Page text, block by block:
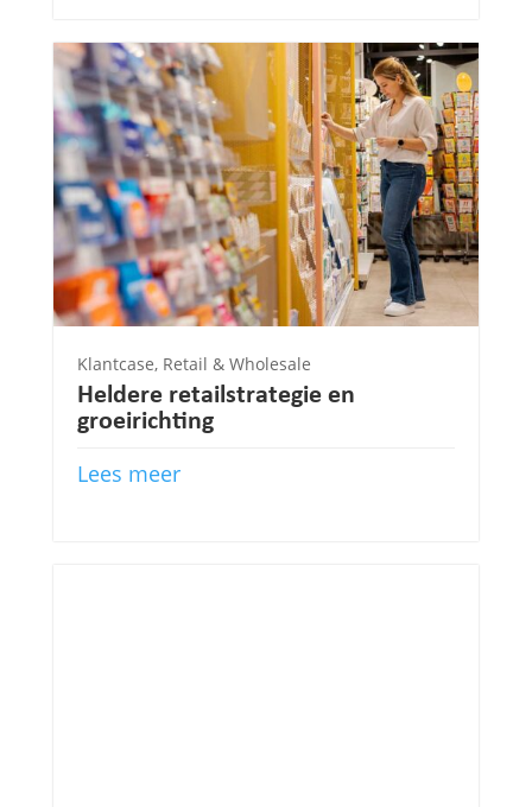
Klantcase, Retail & Wholesale
Heldere retailstrategie en
groeirichting
Lees meer